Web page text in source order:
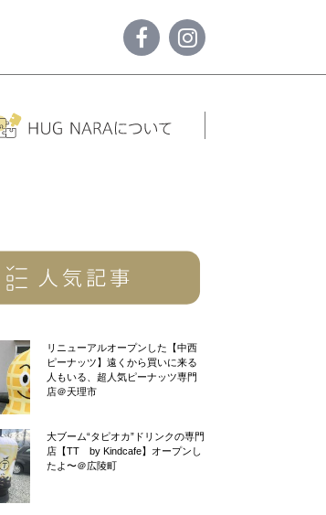
リニューアルオープンした【中西
ピーナッツ】遠くから買いに来る
人もいる、超人気ピーナッツ専門
店＠天理市
大ブーム“タピオカ”ドリンクの専門
店【TT by Kindcafe】オープンし
たよ〜＠広陵町